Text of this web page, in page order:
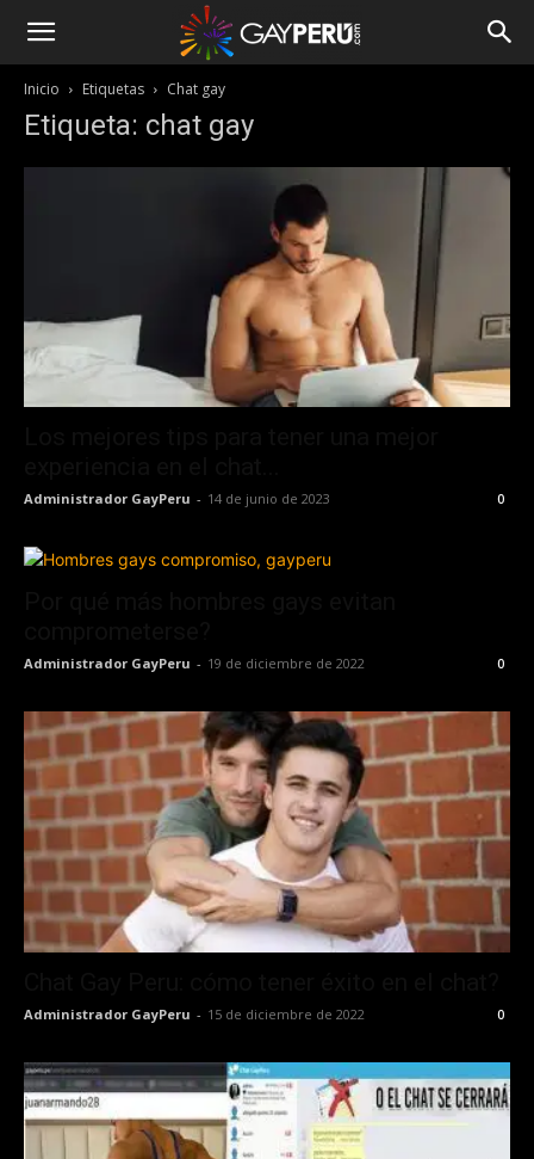
Inicio Etiquetas Chat gay
Etiqueta: chat gay
Administrador GayPeru - 14 de junio de 2023 0
Administrador GayPeru - 19 de diciembre de 2022 0
Administrador GayPeru - 15 de diciembre de 2022 0